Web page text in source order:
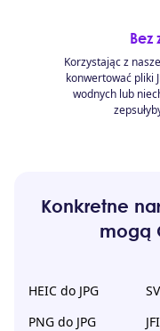
Korzystając z
konwertować pliki
wodnych lub
Konkretne
mogą
HEIC do JPG
PNG do JPG